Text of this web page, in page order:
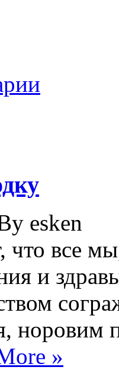
esken
что все
и
норовим
»